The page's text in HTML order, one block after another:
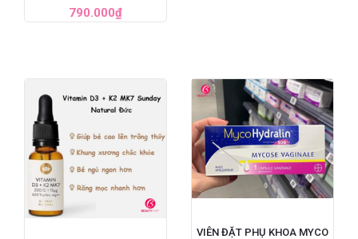
TÓC, TRỊ HÓI ĐẦU NẶNG
CHO NAM - SET 3 LỌ X
790.000₫
VIÊN ĐẶT PHỤ KHOA MYCO